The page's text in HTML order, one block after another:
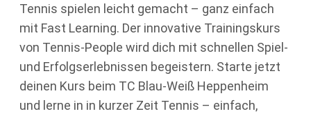
Tennis spielen leicht gemacht – ganz einfach
mit Fast Learning. Der innovative Trainingskurs
von Tennis-People wird dich mit schnellen Spiel-
und Erfolgserlebnissen begeistern. Starte jetzt
deinen Kurs beim TC Blau-Weiß Heppenheim
und lerne in in kurzer Zeit Tennis – einfach,